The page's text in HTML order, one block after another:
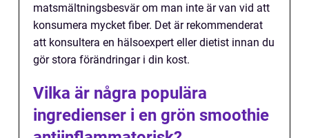
matsmältningsbesvär om man inte är van vid att
konsumera mycket fiber. Det är rekommenderat
att konsultera en hälsoexpert eller dietist innan du
gör stora förändringar i din kost.
Vilka är några populära
ingredienser i en grön smoothie